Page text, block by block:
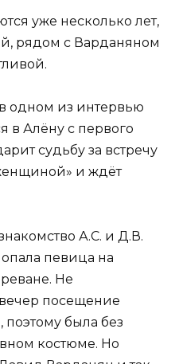
уже несколько лет,
рядом с Варданяном
одном из интервью
в Алёну с первого
судьбу за встречу
и ждёт
А.С. и Д.В.
певица на
Не
посещение
поэтому была без
костюме. Но